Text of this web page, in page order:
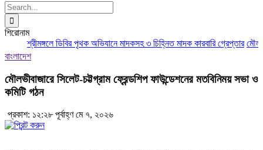
Search
for:
শিরোনাম
শ্রীমঙ্গলে ডিবির পৃথক অভিযানে মাদকসহ ৩ চিহ্নিত মাদক কারবারি গ্রেপ্তার
বাংলাদেশ
মৌলভীবাজারে সিলেট-চট্টগ্রাম ফ্রেন্ডশিপ ফাউন্ডেশনের মতবিনিময় সভা ও
ক‌মি‌টি গঠন
প্রকাশ: ১২:২৮ পূর্বাহ্ণ মে ৭, ২০২৬